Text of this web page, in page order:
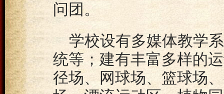
问团。
学校设有多媒体教学
统等；建有丰富多样的
径场、网球场、篮球场